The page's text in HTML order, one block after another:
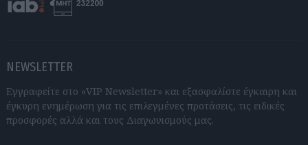
NEWSLETTER
Εγγραφείτε στο «VIP Newsletter» και εξασφαλίστε έγκαιρη και
έγκυρη ενημέρωση για τις επιλεγμένες προτάσεις, τις ειδικές
προσφορές αλλά και τους Διαγωνισμούς μας.